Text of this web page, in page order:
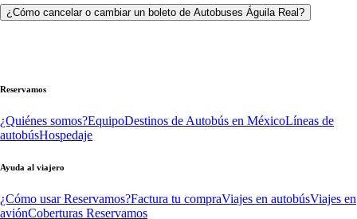
¿Cómo cancelar o cambiar un boleto de Autobuses Águila Real?
Reservamos
¿Quiénes somos?EquipoDestinos de Autobús en MéxicoLíneas de
autobúsHospedaje
Ayuda al viajero
¿Cómo usar Reservamos?Factura tu compraViajes en autobúsViajes en
aviónCoberturas Reservamos